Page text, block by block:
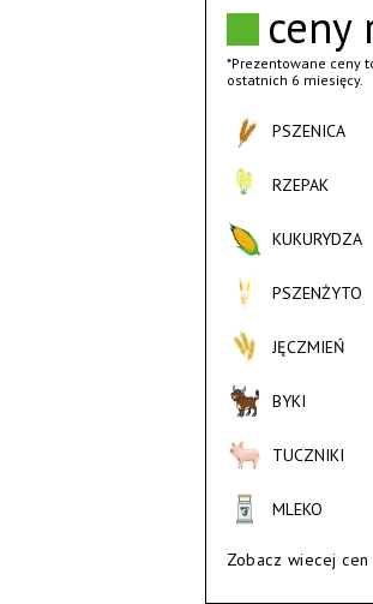
ceny
*Prezentowane ceny
ostatnich 6 miesięcy.
PSZENICA
RZEPAK
KUKURYDZA
PSZENŻYTO
JĘCZMIEŃ
BYKI
TUCZNIKI
MLEKO
Zobacz wiecej